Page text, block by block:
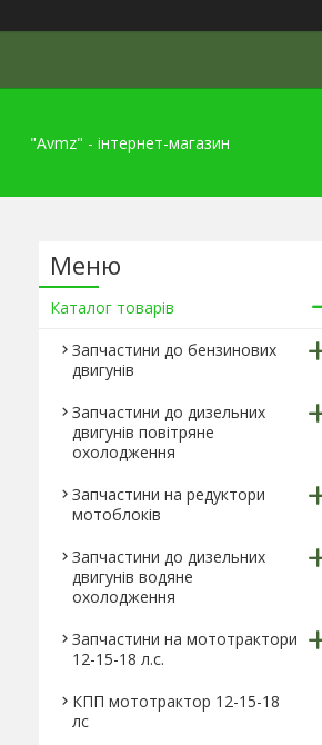
"Avmz" - інтернет-магазин
Каталог товарів
Запчастини до бензинових
двигунів
Запчастини до дизельних
двигунів повітряне
охолодження
Запчастини на редуктори
мотоблоків
Запчастини до дизельних
двигунів водяне
охолодження
Запчастини на мототрактори
12-15-18 л.с.
КПП мототрактор 12-15-18
лс